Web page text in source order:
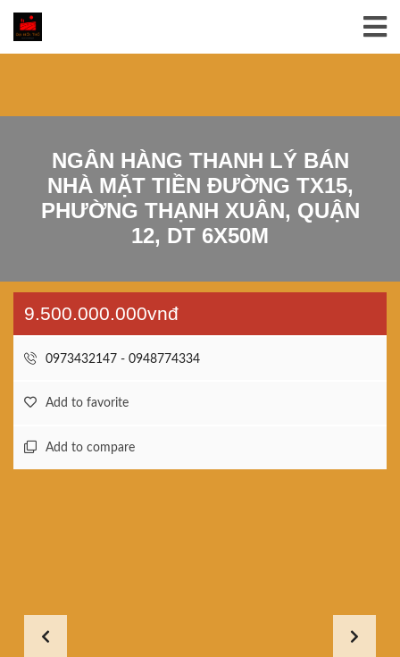
NGÂN HÀNG THANH LÝ BÁN
NHÀ MẶT TIỀN ĐƯỜNG TX15,
PHƯỜNG THẠNH XUÂN, QUẬN
12, DT 6X50M
9.500.000.000vnđ
0973432147 - 0948774334
Add to favorite
Add to compare